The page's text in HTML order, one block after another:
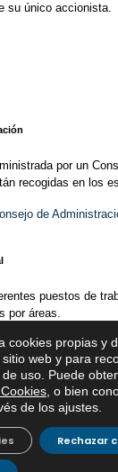
su único accionista.
por un
recogidas en los
de
puestos de
por áreas.
de trabajo. RPT
cookies propias y
web y para
uso. Puede
, o bien
de los ajustes
Rechazar
Si